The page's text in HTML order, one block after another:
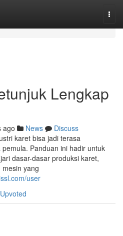
Lengkap
ago News
Discuss
karet bisa jadi terasa
Panduan ini hadir untuk
dasar-dasar produksi karet,
yang
user